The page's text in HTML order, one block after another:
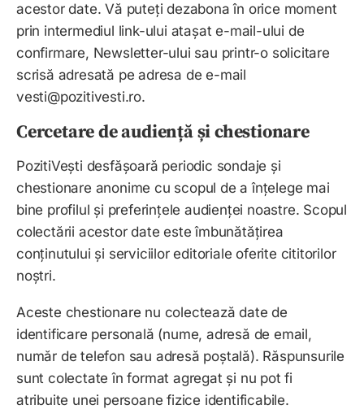
acestor date. Vă puteți dezabona în orice moment
prin intermediul link-ului atașat e-mail-ului de
confirmare, Newsletter-ului sau printr-o solicitare
scrisă adresată pe adresa de e-mail
vesti@pozitivesti.ro.
Cercetare de audiență și chestionare
PozitiVești desfășoară periodic sondaje și
chestionare anonime cu scopul de a înțelege mai
bine profilul și preferințele audienței noastre. Scopul
colectării acestor date este îmbunătățirea
conținutului și serviciilor editoriale oferite cititorilor
noștri.
Aceste chestionare nu colectează date de
identificare personală (nume, adresă de email,
număr de telefon sau adresă poștală). Răspunsurile
sunt colectate în format agregat și nu pot fi
atribuite unei persoane fizice identificabile.